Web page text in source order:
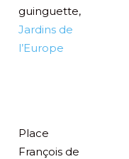
guinguette,
Jardins de
l’Europe
Place
François de